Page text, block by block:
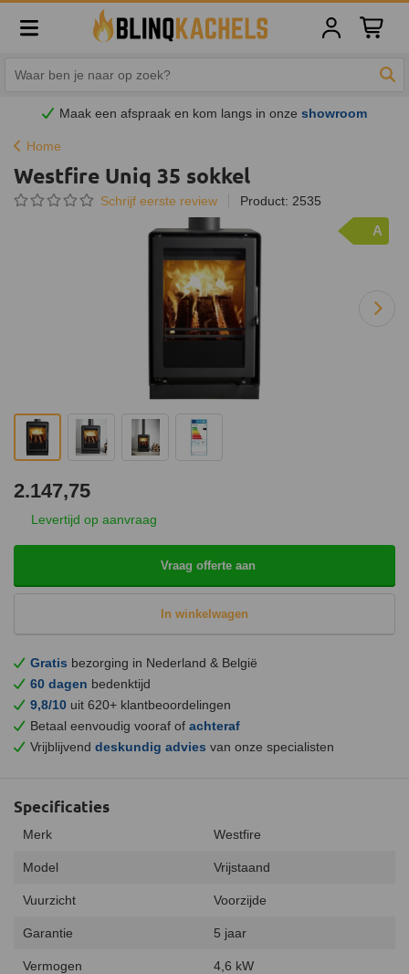
Maak een afspraak en kom langs in onzeshowroom
Home
Westfire Uniq 35 sokkel
Schrijf eerste review Product: 2535
A
2.147,75
Levertijd op aanvraag
Vraag offerte aan
In winkelwagen
Gratis bezorging in Nederland & België
60 dagen bedenktijd
9,8/10 uit 620+ klantbeoordelingen
Betaal eenvoudig vooraf of achteraf
Vrijblijvend deskundig advies van onze specialisten
Specificaties
Merk Westfire
Model Vrijstaand
Vuurzicht Voorzijde
Garantie 5 jaar
Vermogen 4,6 kW